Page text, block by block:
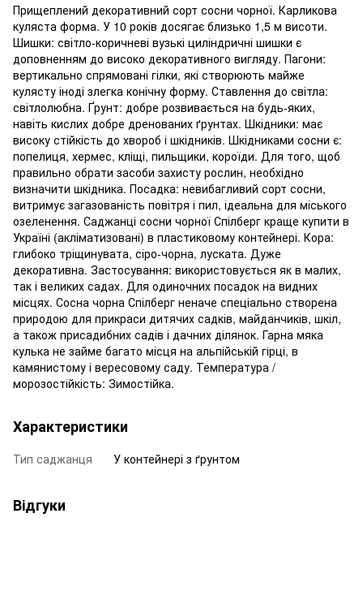
Прищеплений декоративний сорт сосни чорної. Карликова
куляста форма. У 10 років досягає близько 1,5 м висоти.
Шишки: світло-коричневі вузькі циліндричні шишки є
доповненням до високо декоративного вигляду. Пагони:
вертикально спрямовані гілки, які створюють майже
кулясту іноді злегка конічну форму. Ставлення до світла:
світлолюбна. Ґрунт: добре розвивається на будь-яких,
навіть кислих добре дренованих ґрунтах. Шкідники: має
високу стійкість до хвороб і шкідників. Шкідниками сосни є:
попелиця, хермес, кліщі, пильщики, короїди. Для того, щоб
правильно обрати засоби захисту рослин, необхідно
визначити шкідника. Посадка: невибагливий сорт сосни,
витримує загазованість повітря і пил, ідеальна для міського
озеленення. Саджанці сосни чорної Спілберг краще купити в
Україні (акліматизовані) в пластиковому контейнері. Кора:
глибоко тріщинувата, сіро-чорна, луската. Дуже
декоративна. Застосування: використовується як в малих,
так і великих садах. Для одиночних посадок на видних
місцях. Сосна чорна Спілберг неначе спеціально створена
природою для прикраси дитячих садків, майданчиків, шкіл,
а також присадибних садів і дачних ділянок. Гарна мяка
кулька не займе багато місця на альпійській гірці, в
камянистому і вересовому саду. Температура /
морозостійкість: Зимостійка.
Характеристики
Тип саджанця У контейнері з ґрунтом
Відгуки